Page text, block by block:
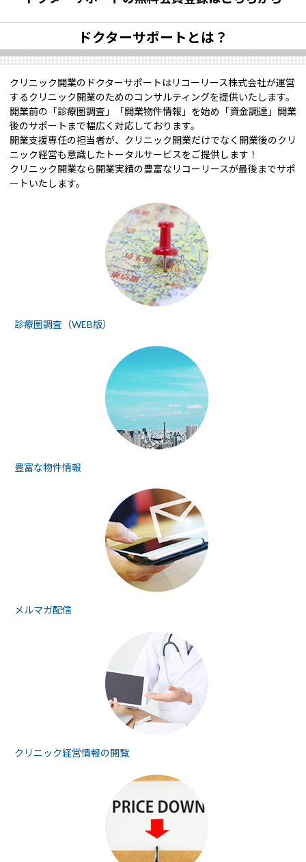
ドクターサポートとは？
クリニック開業のドクターサポートはリコーリース株式会社が運営
するクリニック開業のためのコンサルティングを提供いたします。
開業前の「診療圏調査」「開業物件情報」を始め「資金調達」開業
後のサポートまで幅広く対応しております。
開業支援専任の担当者が、クリニック開業だけでなく開業後のクリ
ニック経営も意識したトータルサービスをご提供します！
クリニック開業なら開業実績の豊富なリコーリースが最後までサポ
ートいたします。
診療圏調査（WEB版）
豊富な物件情報
メルマガ配信
クリニック経営情報の閲覧